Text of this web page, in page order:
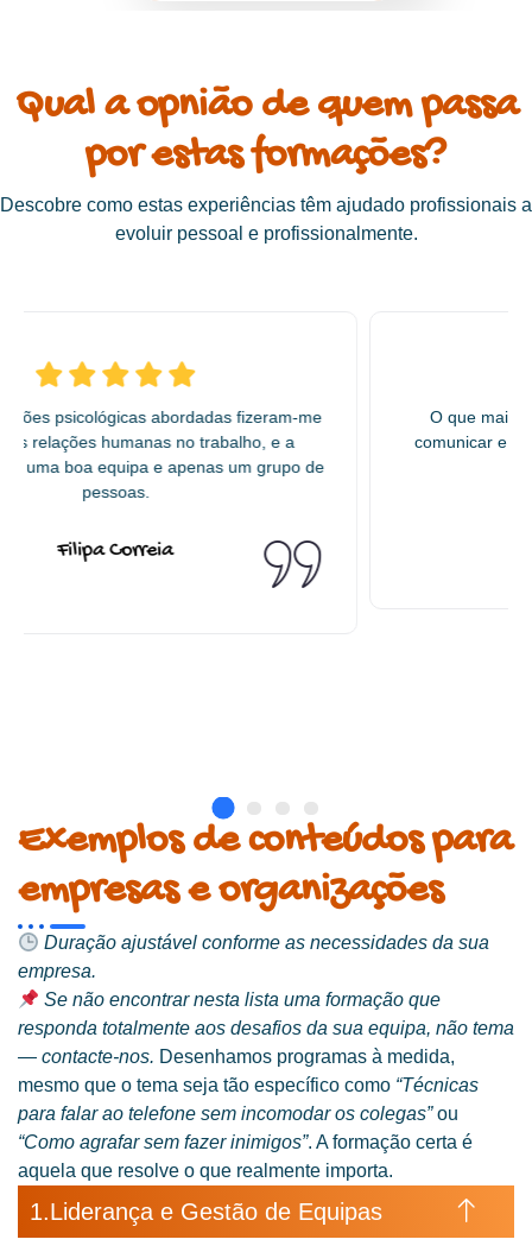
Qual a opnião de quem passa
por estas formações?
Descobre como estas experiências têm ajudado profissionais a
evoluir pessoal e profissionalmente.
Estou muito grata por ter participado em alguns dos
teus Workshops, foram muito importantes para mim.
Aconselho vivamente a participar, são só umas
horinhas dedicados em nós mesmos , algo que
conseguimos. Aprendemos também a lidar com
diversas situações no nosso dia a dia com muito mais
"ferramentas"(...) Obrigada Alexandre."
Exemplos de conteúdos para
empresas e organizações
Duração ajustável conforme as necessidades da sua
empresa.
Se não encontrar nesta lista uma formação que
responda totalmente aos desafios da sua equipa, não tema
— contacte-nos. Desenhamos programas à medida,
mesmo que o tema seja tão específico como “Técnicas
para falar ao telefone sem incomodar os colegas”ou
“Como agrafar sem fazer inimigos”. A formação certa é
aquela que resolve o que realmente importa.
Liderança e Gestão de Equipas